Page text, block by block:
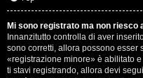
e
n
z
Mi sono registrato ma non riesco
Innanzitutto controlla di aver
sono corretti, allora possono esser
«registrazione minore» è abilitato
ti stavi registrando, allora devi
G
i